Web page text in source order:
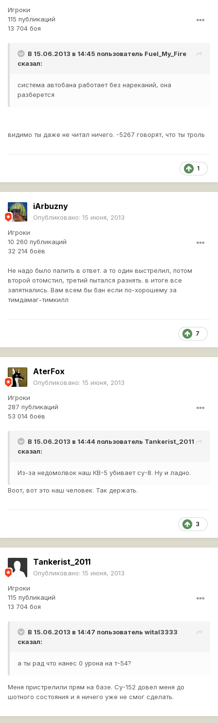
Игроки
115 публикаций
13 704 боя
В 15.06.2013 в 14:45 пользователь Fuel_My_Fire
сказал:
система автобана работает без нареканий, она
разберется
видимо ты даже не читал ничего. -5267 говорят, что ты троль
1
iArbuzny
Опубликовано: 15 июня, 2013
Игроки
10 260 публикаций
32 214 боёв
Не надо было палить в ответ. а то один выстрелил, потом
второй отомстил, третий пытался разнять. в итоге все
запятнались. Вам всем бы бан если по-хорошему за
тимдамаг-тимкилл
7
AterFox
Опубликовано: 15 июня, 2013
Игроки
287 публикаций
53 014 боёв
В 15.06.2013 в 14:44 пользователь Tankerist_2011
сказал:
Из-за недомолвок наш КВ-5 убивает су-8. Ну и ладно.
Воот, вот это наш человек. Так держать.
3
Tankerist_2011
Опубликовано: 15 июня, 2013
Игроки
115 публикаций
13 704 боя
В 15.06.2013 в 14:47 пользователь wital3333
сказал:
а ты рад что нанес 0 урона на т-54?
Меня пристрелили прям на базе. Су-152 довел меня до
шотного состояния и я ничего уже не смог сделать.